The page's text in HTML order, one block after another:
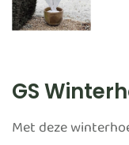
GS
Met deze